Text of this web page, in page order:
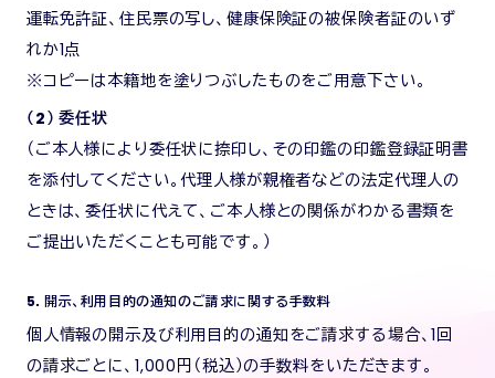
運転免許証、住民票の写し、健康保険証の被保険者証のいず
れか1点
※コピーは本籍地を塗りつぶしたものをご用意下さい。
（2） 委任状
（ご本人様により委任状に捺印し、その印鑑の印鑑登録証明書
を添付してください。代理人様が親権者などの法定代理人の
ときは、委任状に代えて、ご本人様との関係がわかる書類を
ご提出いただくことも可能です。）
5．開示、利用目的の通知のご請求に関する手数料
個人情報の開示及び利用目的の通知をご請求する場合、1回
の請求ごとに、1,000円（税込）の手数料をいただきます。